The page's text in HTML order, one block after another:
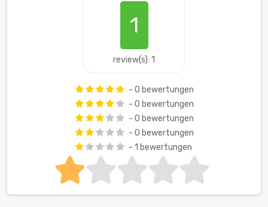
1
review(s): 1
- 0 bewertungen
- 0 bewertungen
- 0 bewertungen
- 0 bewertungen
- 1 bewertungen